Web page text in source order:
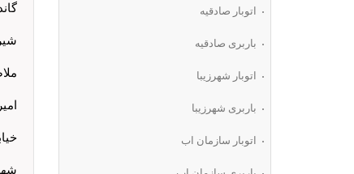
گاندی:
شیراز:
اتوبار صادقیه
باربری صادقیه
اتوبار شهرزیبا
باربری شهرزیبا
اتوبار سازمان اب